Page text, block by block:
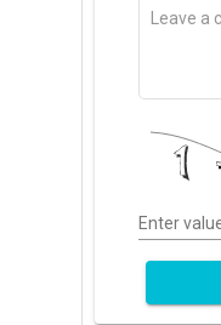
Enter